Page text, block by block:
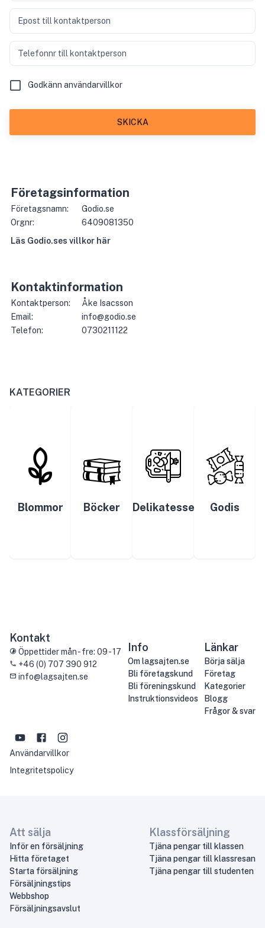
Epost till kontaktperson
Telefonnr till kontaktperson
Godkänn användarvillkor
SKICKA
Företagsinformation
Företagsnamn:
Godio.se
Orgnr:
6409081350
Läs Godio.ses villkor här
Kontaktinformation
Kontaktperson:
Åke Isacsson
Email:
info@godio.se
Telefon:
0730211122
KATEGORIER
Blommor Böcker Delikatesser Godis
Kontakt
Öppettider mån - fre: 09 - 17
+46 (0) 707 390 912
info@lagsajten.se
Info
Om lagsajten.se
Bli företagskund
Bli föreningskund
Instruktionsvideos
Länkar
Börja sälja
Företag
Kategorier
Blogg
Frågor & svar
Användarvillkor
Integritetspolicy
Att sälja
Inför en försäljning
Hitta företaget
Starta försäljning
Försäljningstips
Webbshop
Försäljningsavslut
Klassförsäljning
Tjäna pengar till klassen
Tjäna pengar till klassresan
Tjäna pengar till studenten